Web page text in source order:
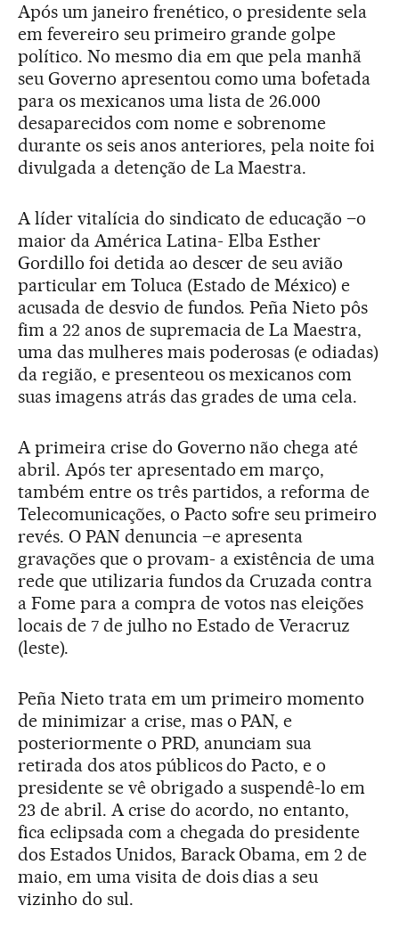
Após um janeiro frenético, o presidente sela
em fevereiro seu primeiro grande golpe
político. No mesmo dia em que pela manhã
seu Governo apresentou como uma bofetada
para os mexicanos uma lista de 26.000
desaparecidos com nome e sobrenome
durante os seis anos anteriores, pela noite foi
divulgada a detenção de La Maestra.
A líder vitalícia do sindicato de educação –o
maior da América Latina- Elba Esther
Gordillo foi detida ao descer de seu avião
particular em Toluca (Estado de México) e
acusada de desvio de fundos. Peña Nieto pôs
fim a 22 anos de supremacia de La Maestra,
uma das mulheres mais poderosas (e odiadas)
da região, e presenteou os mexicanos com
suas imagens atrás das grades de uma cela.
A primeira crise do Governo não chega até
abril. Após ter apresentado em março,
também entre os três partidos, a reforma de
Telecomunicações, o Pacto sofre seu primeiro
revés. O PAN denuncia –e apresenta
gravações que o provam- a existência de uma
rede que utilizaria fundos da Cruzada contra
a Fome para a compra de votos nas eleições
locais de 7 de julho no Estado de Veracruz
(leste).
Peña Nieto trata em um primeiro momento
de minimizar a crise, mas o PAN, e
posteriormente o PRD, anunciam sua
retirada dos atos públicos do Pacto, e o
presidente se vê obrigado a suspendê-lo em
23 de abril. A crise do acordo, no entanto,
fica eclipsada com a chegada do presidente
dos Estados Unidos, Barack Obama, em 2 de
maio, em uma visita de dois dias a seu
vizinho do sul.